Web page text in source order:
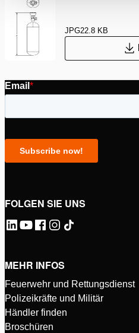
JPG22.8 KB
FOLGEN SIE UNS
MEHR INFOS
Feuerwehr und Rettungsdienst
Polizeikräfte und Militär
Händler finden
Broschüren